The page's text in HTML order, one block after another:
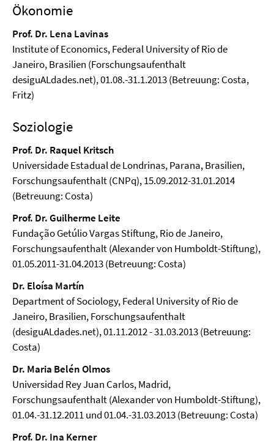
Ökonomie
Prof. Dr. Lena Lavinas
Institute of Economics, Federal University of Rio de
Janeiro, Brasilien (Forschungsaufenthalt
desiguALdades.net), 01.08.-31.1.2013 (Betreuung: Costa,
Fritz)
Soziologie
Prof. Dr. Raquel Kritsch
Universidade Estadual de Londrinas, Parana, Brasilien,
Forschungsaufenthalt (CNPq), 15.09.2012-31.01.2014
(Betreuung: Costa)
Prof. Dr. Guilherme Leite
Fundação Getúlio Vargas Stiftung, Rio de Janeiro,
Forschungsaufenthalt (Alexander von Humboldt-Stiftung),
01.05.2011-31.04.2013 (Betreuung: Costa)
Dr. Eloísa Martín
Department of Sociology, Federal University of Rio de
Janeiro, Brasilien, Forschungsaufenthalt
(desiguALdades.net), 01.11.2012 - 31.03.2013 (Betreuung:
Costa)
Dr. Maria Belén Olmos
Universidad Rey Juan Carlos, Madrid,
Forschungsaufenthalt (Alexander von Humboldt-Stiftung),
01.04.-31.12.2011 und 01.04.-31.03.2013 (Betreuung: Costa)
Prof. Dr. Ina Kerner